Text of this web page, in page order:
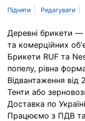
Підняти Редагувати
Деревні брикети —
та комерційних
Брикети RUF та
попелу, рівна
Відвантаження від
Тенти або
Доставка по
Працюємо з ПДВ